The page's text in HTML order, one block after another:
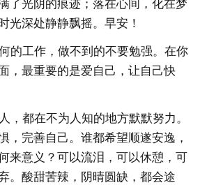
了光阴的痕迹；落在心间，化在梦
光深处静静飘摇。早安！
的工作，做不到的不要勉强。在你
，最重要的是爱自己，让自己快
，都在不为人知的地方默默努力。
，完善自己。谁都希望顺遂安逸，
来意义？可以流泪，可以休憩，可
。酸甜苦辣，阴晴圆缺，都会途